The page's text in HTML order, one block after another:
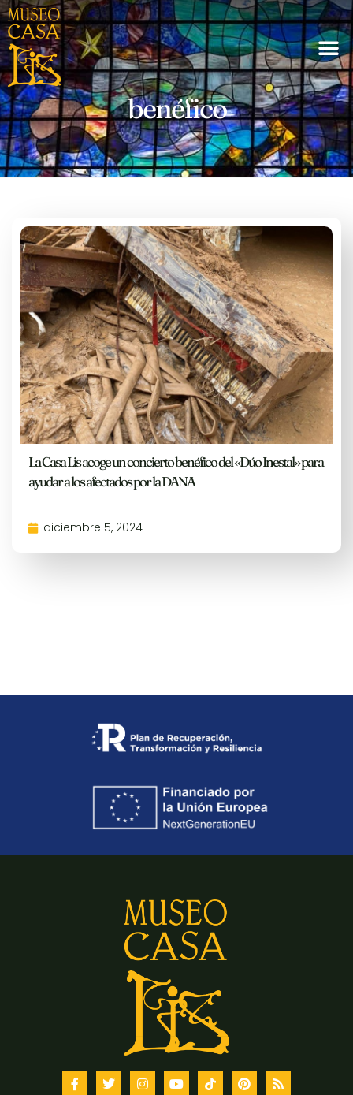
benéfico
La Casa Lis acoge un concierto benéfico del «Dúo Inestal» para
ayudar a los afectados por la DANA
diciembre 5, 2024